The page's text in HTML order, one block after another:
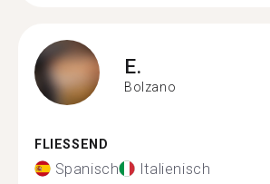
E.
Bolzano
FLIESSEND
Spanisch Italienisch